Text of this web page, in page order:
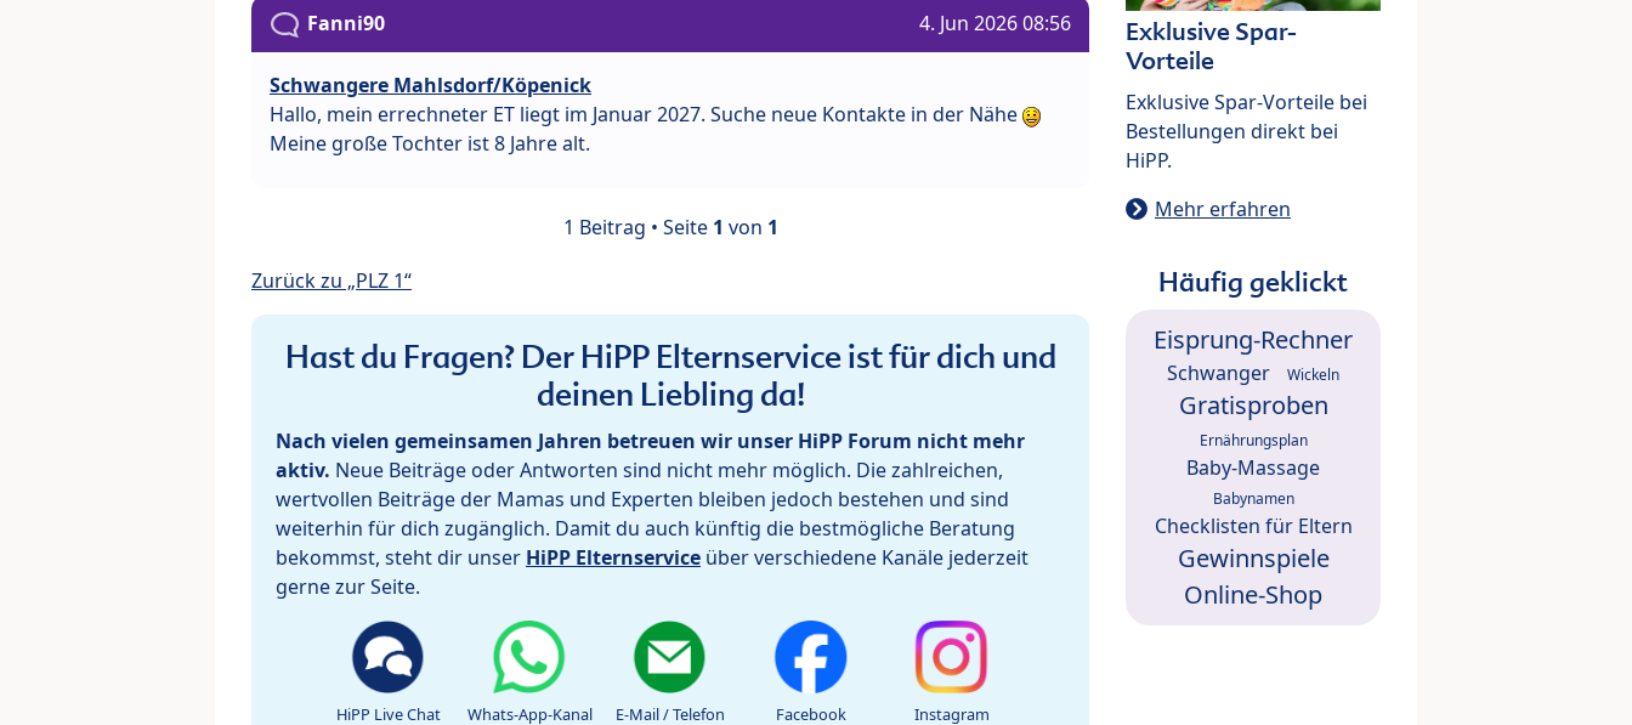
Fanni90 4. Jun 2026 08:56
Schwangere Mahlsdorf/Köpenick
Hallo, mein errechneter ET liegt im Januar 2027. Suche neue Kontakte in der Nähe
Meine große Tochter ist 8 Jahre alt.
1 Beitrag • Seite 1 von 1
Zurück zu „PLZ 1“
Hast du Fragen? Der HiPP Elternservice ist für dich und
deinen Liebling da!
Nach vielen gemeinsamen Jahren betreuen wir unser HiPP Forum nicht mehr
aktiv. Neue Beiträge oder Antworten sind nicht mehr möglich. Die zahlreichen,
wertvollen Beiträge der Mamas und Experten bleiben jedoch bestehen und sind
weiterhin für dich zugänglich. Damit du auch künftig die bestmögliche Beratung
bekommst, steht dir unser HiPP Elternservice über verschiedene Kanäle jederzeit
gerne zur Seite.
HiPP Live Chat Whats-App-Kanal E-Mail / Telefon Facebook Instagram
Exklusive Spar-
Vorteile
Exklusive Spar-Vorteile bei
Bestellungen direkt bei
HiPP.
Mehr erfahren
Häufig geklickt
Eisprung-Rechner
Schwanger Wickeln
Gratisproben
Ernährungsplan
Baby-Massage
Babynamen
Checklisten für Eltern
Gewinnspiele
Online-Shop